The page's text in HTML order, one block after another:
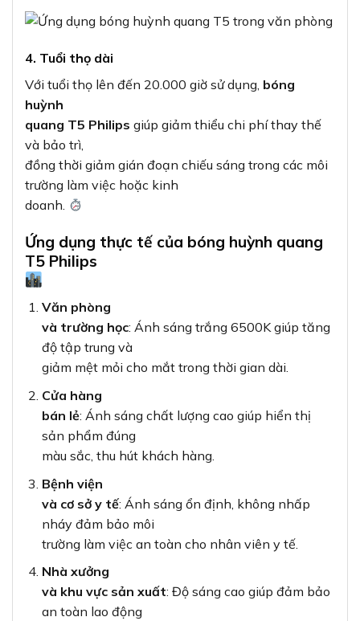
4. Tuổi thọ dài
Với tuổi thọ lên đến 20.000 giờ sử dụng, bóng
huỳnh
quang T5 Philips giúp giảm thiểu chi phí thay thế
và bảo trì,
đồng thời giảm gián đoạn chiếu sáng trong các môi
trường làm việc hoặc kinh
doanh.
Ứng dụng thực tế của bóng huỳnh quang
T5 Philips
Văn phòng
và trường học: Ánh sáng trắng 6500K giúp tăng
độ tập trung và
giảm mệt mỏi cho mắt trong thời gian dài.
Cửa hàng
bán lẻ: Ánh sáng chất lượng cao giúp hiển thị
sản phẩm đúng
màu sắc, thu hút khách hàng.
Bệnh viện
và cơ sở y tế: Ánh sáng ổn định, không nhấp
nháy đảm bảo môi
trường làm việc an toàn cho nhân viên y tế.
Nhà xưởng
và khu vực sản xuất: Độ sáng cao giúp đảm bảo
an toàn lao động